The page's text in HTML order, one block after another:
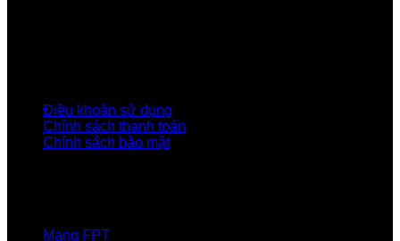
Điều khoản sử dụng
Chính sách thanh toán
Chính sách bảo mật
Mạng FPT